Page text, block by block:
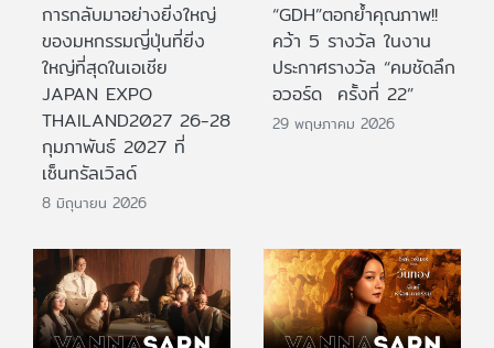
การกลับมาอย่างยิ่งใหญ่
ของมหกรรมญี่ปุ่นที่ยิ่ง
ใหญ่ที่สุดในเอเชีย
JAPAN EXPO
THAILAND2027 26-28
กุมภาพันธ์ 2027 ที่
เซ็นทรัลเวิลด์
8 มิถุนายน 2026
“GDH”ตอกย้ำคุณภาพ!!
คว้า 5 รางวัล ในงาน
ประกาศรางวัล “คมชัดลึก
อวอร์ด ครั้งที่ 22”
29 พฤษภาคม 2026